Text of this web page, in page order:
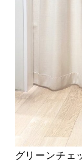
グリーンチェ